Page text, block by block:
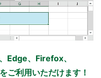
Edge、Firefox、
ご利用いただけます！